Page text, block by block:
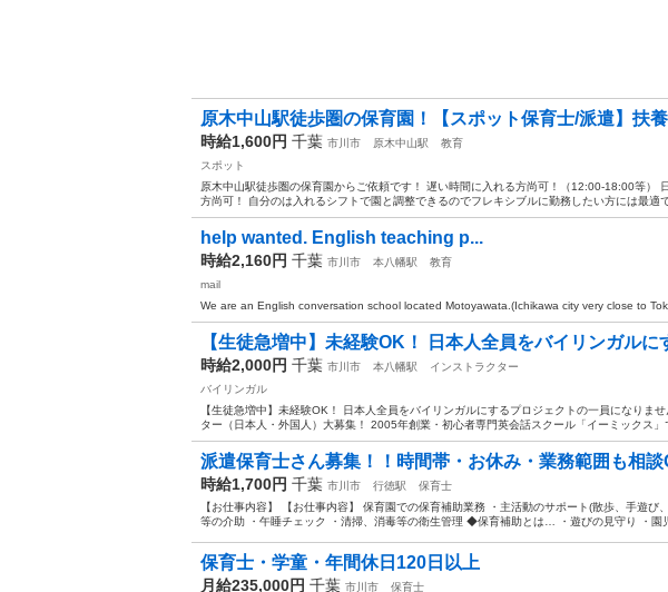
原木中山駅徒歩圏の保育園！【スポット保育士/派遣】扶
時給1,600円 千葉 市川市 原木中山駅
教育
スポット
原木中山駅徒歩圏の保育園からご依頼です！ 遅い時間に入れる方尚可！（12:00-18:00等）
方尚可！ 自分のは入れるシフトで園と調整できるのでフレキシブルに勤務したい方には最適
help wanted. English teaching p...
時給2,160円 千葉 市川市 本八幡駅
教育
mail
We are an English conversation school located Motoyawata.(Ichikawa city very close to
【生徒急増中】未経験OK！ 日本人全員をバイリンガルに
時給2,000円 千葉 市川市 本八幡駅
インストラクター
バイリンガル
【生徒急増中】未経験OK！ 日本人全員をバイリンガルにするプロジェクトの一員になりま
ター（日本人・外国人）大募集！ 2005年創業・初心者専門英会話スクール「イーミックス」
派遣保育士さん募集！！時間帯・お休み・業務範囲も相
時給1,700円 千葉 市川市 行徳駅
保育士
【お仕事内容】 【お仕事内容】 保育園での保育補助業務 ・主活動のサポート(散歩、手遊び
等の介助 ・午睡チェック ・清掃、消毒等の衛生管理 ◆保育補助とは… ・遊びの見守り ・園
保育士・学童・年間休日120日以上
月給235,000円 千葉 市川市
保育士